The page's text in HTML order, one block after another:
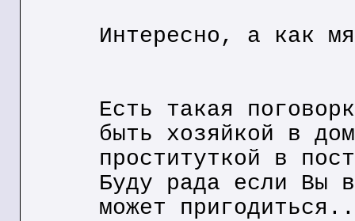
Интересно, а как
Есть такая
быть хозяйкой в
проституткой в
Буду рада если Вы
может